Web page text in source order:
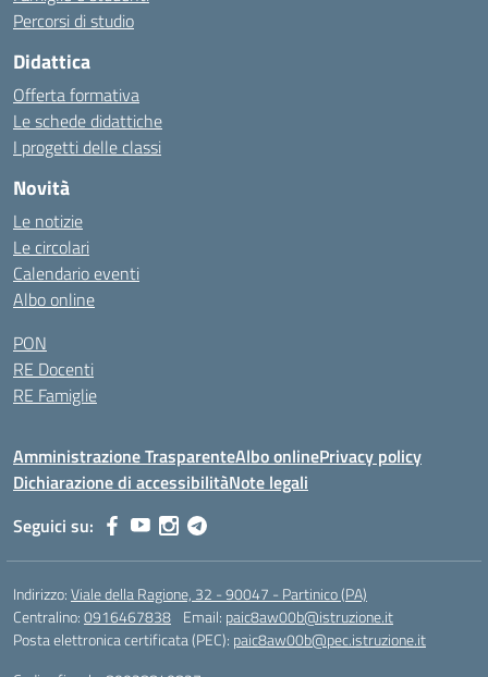
Percorsi di studio
Didattica
Offerta formativa
Le schede didattiche
I progetti delle classi
Novità
Le notizie
Le circolari
Calendario eventi
Albo online
PON
RE Docenti
RE Famiglie
Amministrazione TrasparenteAlbo onlinePrivacy policy
Dichiarazione di accessibilitàNote legali
Seguici su:
Indirizzo:Viale della Ragione, 32 - 90047 - Partinico (PA)
Centralino:0916467838 Email: paic8aw00b@istruzione.it
Posta elettronica certificata (PEC): paic8aw00b@pec.istruzione.it